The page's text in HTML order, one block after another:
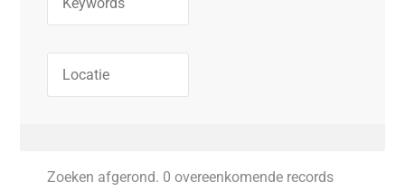
Zoeken afgerond. 0 overeenkomende records